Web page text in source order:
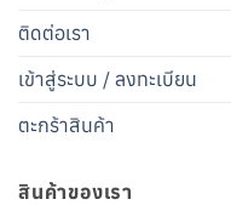
ติดต่อเรา
เข้าสู่ระบบ / ลงทะเบียน
ตะกร้าสินค้า
สินค้าของเรา